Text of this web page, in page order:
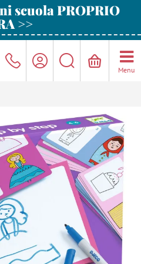
scuola PROPRIO
>>
Menu